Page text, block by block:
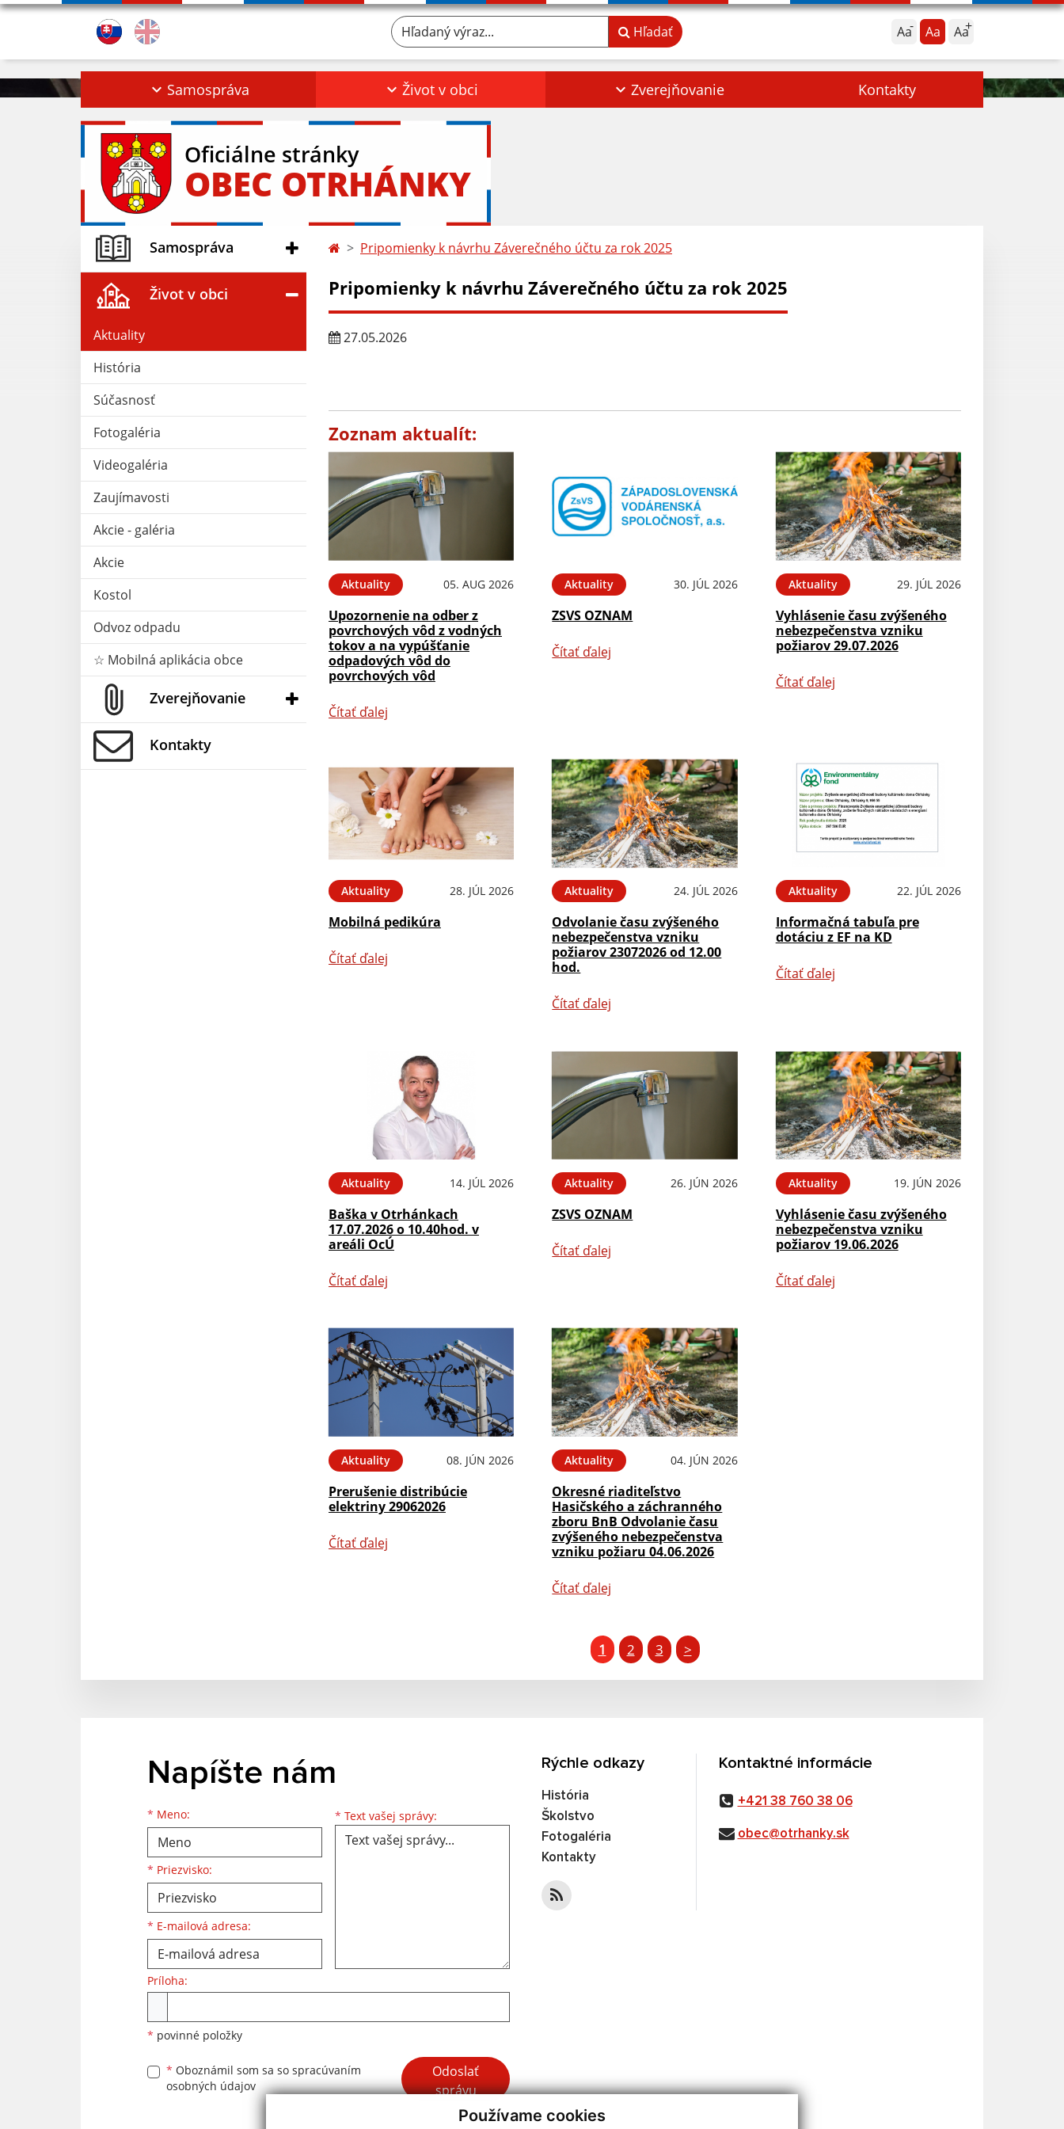
Používame cookies
Aa Aa Aa
Hľadaný výraz... Hľadať
Samospráva Život v obci Zverejňovanie Kontakty
Oficiálne stránky
OBEC OTRHÁNKY
Samospráva
Život v obci
Aktuality
História
Súčasnosť
Fotogaléria
Videogaléria
Zaujímavosti
Akcie - galéria
Akcie
Kostol
Odvoz odpadu
☆ Mobilná aplikácia obce
Zverejňovanie
Kontakty
Pripomienky k návrhu Záverečného účtu za rok 2025
Pripomienky k návrhu Záverečného účtu za rok 2025
27.05.2026
Zoznam aktualít:
Aktuality 05. AUG 2026
Upozornenie na odber z
povrchových vôd z vodných
tokov a na vypúšťanie
odpadových vôd do
povrchových vôd
Čítať ďalej
Aktuality 30. JÚL 2026
ZSVS OZNAM
Čítať ďalej
Aktuality 29. JÚL 2026
Vyhlásenie času zvýšeného
nebezpečenstva vzniku
požiarov 29.07.2026
Čítať ďalej
Aktuality 28. JÚL 2026
Mobilná pedikúra
Čítať ďalej
Aktuality 24. JÚL 2026
Odvolanie času zvýšeného
nebezpečenstva vzniku
požiarov 23072026 od 12.00
hod.
Čítať ďalej
Aktuality 22. JÚL 2026
Informačná tabuľa pre
dotáciu z EF na KD
Čítať ďalej
Aktuality 14. JÚL 2026
Baška v Otrhánkach
17.07.2026 o 10.40hod. v
areáli OcÚ
Čítať ďalej
Aktuality 26. JÚN 2026
ZSVS OZNAM
Čítať ďalej
Aktuality 19. JÚN 2026
Vyhlásenie času zvýšeného
nebezpečenstva vzniku
požiarov 19.06.2026
Čítať ďalej
Aktuality 08. JÚN 2026
Prerušenie distribúcie
elektriny 29062026
Čítať ďalej
Aktuality 04. JÚN 2026
Okresné riaditeľstvo
Hasičského a záchranného
zboru BnB Odvolanie času
zvýšeného nebezpečenstva
vzniku požiaru 04.06.2026
Čítať ďalej
1 2 3 >
Napíšte nám
* Meno:
Meno
* Priezvisko:
Priezvisko
* E-mailová adresa:
E-mailová adresa * Text vašej správy: Text vašej správy...
Príloha:
* povinné položky
* Oboznámil som sa so spracúvaním
osobných údajov
Google reCaptcha Response
Odoslať
správu
Rýchle odkazy
História
Školstvo
Fotogaléria
Kontakty
Kontaktné informácie
+421 38 760 38 06
obec@otrhanky.sk